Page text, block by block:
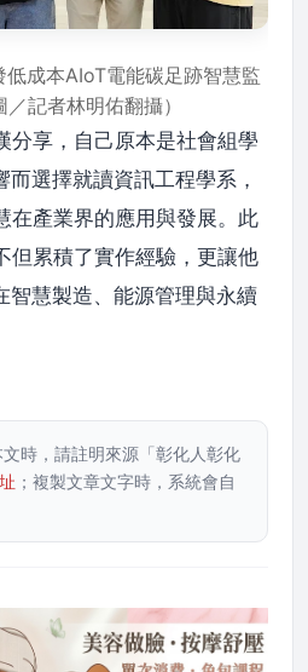
成本AIoT電能碳足跡智慧監
記者林明佑翻攝）
分享，自己原本是社會組學
選擇就讀資訊工程學系，
在產業界的應用與發展。此
但累積了實作經驗，更讓他
智慧製造、能源管理與永續
時，請註明來源「彰化人彰化
；複製文章文字時，系統會自